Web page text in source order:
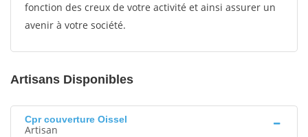
fonction des creux de votre activité et ainsi assurer un
avenir à votre société.
Artisans Disponibles
Cpr couverture Oissel
Artisan